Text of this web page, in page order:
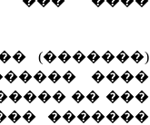
(�������)
����
�� ���
�������